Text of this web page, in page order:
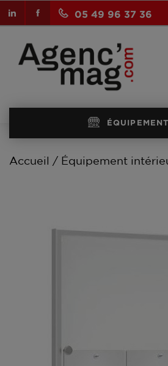
05 49 96 37 36
Facebook
LinkedIn
Accueil Équipement